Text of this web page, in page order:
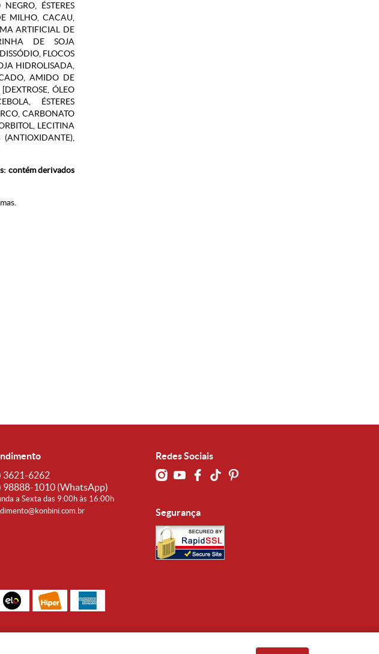
ÉSTERES
MILHO, CACAU,
ARTIFICIAL DE
DE SOJA
FLOCOS
HIDROLISADA,
AMIDO DE
ÓLEO
ÉSTERES
CARBONATO
LECITINA
contém derivados
3621-6262
98888-1010 (WhatsApp)
a Sexta das 9:00h às 16:00h
Redes Sociais
Segurança